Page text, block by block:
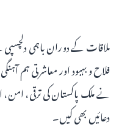
ملاقات کے دوران باہمی
فلاح و بہبود اور معاشرتی ہم
نے ملک پاکستان کی ترقی،
دعائیں بھی کیں۔